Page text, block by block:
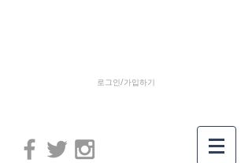
로그인/가입하기